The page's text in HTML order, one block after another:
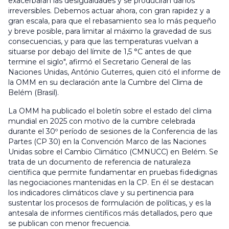
irreversibles. Debemos actuar ahora, con gran rapidez y a
gran escala, para que el rebasamiento sea lo más pequeño
y breve posible, para limitar al máximo la gravedad de sus
consecuencias, y para que las temperaturas vuelvan a
situarse por debajo del límite de 1,5 °C antes de que
termine el siglo", afirmó el Secretario General de las
Naciones Unidas, António Guterres, quien citó el informe de
la OMM en su declaración ante la Cumbre del Clima de
Belém (Brasil).
La OMM ha publicado el boletín sobre el estado del clima
mundial en 2025 con motivo de la cumbre celebrada
durante el 30º período de sesiones de la Conferencia de las
Partes (CP 30) en la Convención Marco de las Naciones
Unidas sobre el Cambio Climático (CMNUCC) en Belém. Se
trata de un documento de referencia de naturaleza
científica que permite fundamentar en pruebas fidedignas
las negociaciones mantenidas en la CP. En él se destacan
los indicadores climáticos clave y su pertinencia para
sustentar los procesos de formulación de políticas, y es la
antesala de informes científicos más detallados, pero que
se publican con menor frecuencia.